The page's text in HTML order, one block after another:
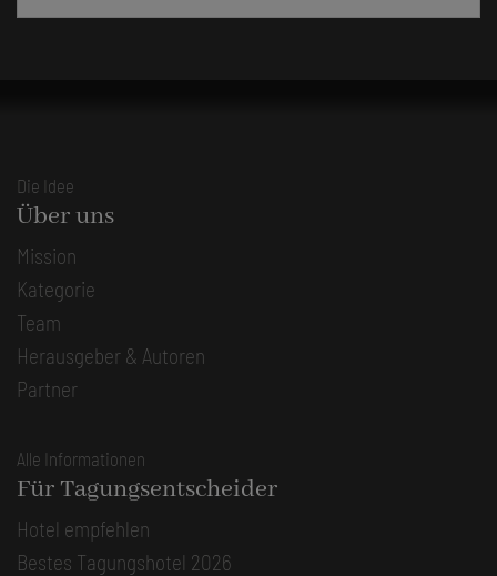
Die Idee
Über uns
Mission
Kategorie
Team
Herausgeber & Autoren
Partner
Alle Informationen
Für Tagungsentscheider
Hotel empfehlen
Bestes Tagungshotel 2026